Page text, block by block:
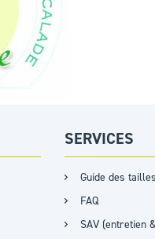
SERVICES
Guide des tailles
FAQ
SAV (entretien